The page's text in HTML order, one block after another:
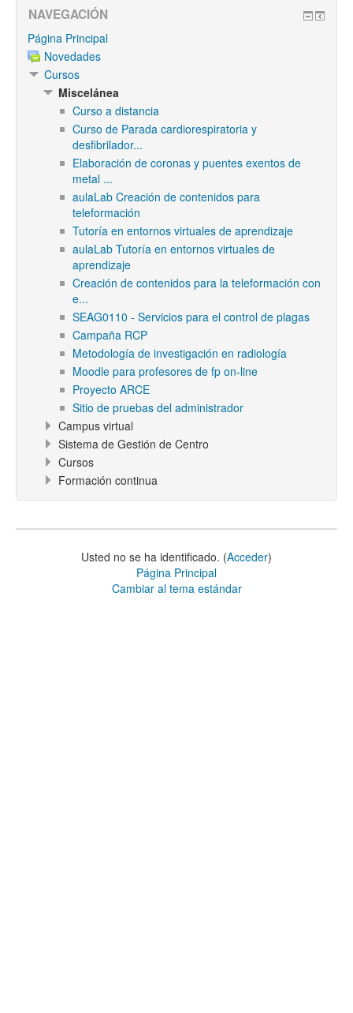
NAVEGACIÓN
Página Principal
Novedades
Cursos
Miscelánea
Curso a distancia
Curso de Parada cardiorespiratoria y
desfibrilador...
Elaboración de coronas y puentes exentos de
metal ...
aulaLab Creación de contenidos para
teleformación
Tutoría en entornos virtuales de aprendizaje
aulaLab Tutoría en entornos virtuales de
aprendizaje
Creación de contenidos para la teleformación con
e...
SEAG0110 - Servicios para el control de plagas
Campaña RCP
Metodología de investigación en radiología
Moodle para profesores de fp on-line
Proyecto ARCE
Sitio de pruebas del administrador
Campus virtual
Sistema de Gestión de Centro
Cursos
Formación continua
Usted no se ha identificado. (Acceder)
Página Principal
Cambiar al tema estándar